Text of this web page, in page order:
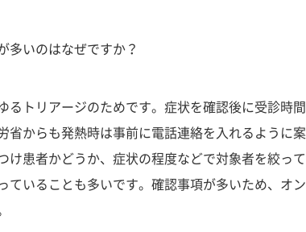
いのはなぜですか？
トリアージのためです。症状を確認後に受診時間
省からも発熱時は事前に電話連絡を入れるように案
け患者かどうか、症状の程度などで対象者を絞って
ていることも多いです。確認事項が多いため、オン